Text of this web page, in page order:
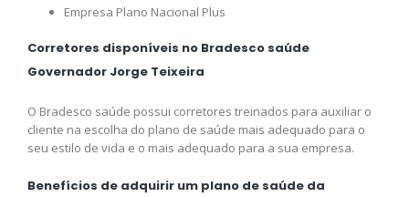
Empresa Plano Nacional Plus
Corretores disponíveis no Bradesco saúde
Governador Jorge Teixeira
O Bradesco saúde possui corretores treinados para auxiliar o
cliente na escolha do plano de saúde mais adequado para o
seu estilo de vida e o mais adequado para a sua empresa.
Benefícios de adquirir um plano de saúde da